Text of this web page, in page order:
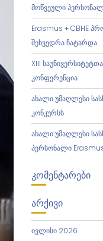
მოწვეული
Erasmus + CBHE
შეხვედრა ჩატარდა
XIII
კონფერენცია
ახალი უმაღლესი
კონკურსს
ახალი უმაღლესი
პერსონალი
ᲙᲝᲛᲔᲜᲢᲐᲠᲔᲑᲘ
ᲐᲠᲥᲘᲕᲘ
ივლისი 2026